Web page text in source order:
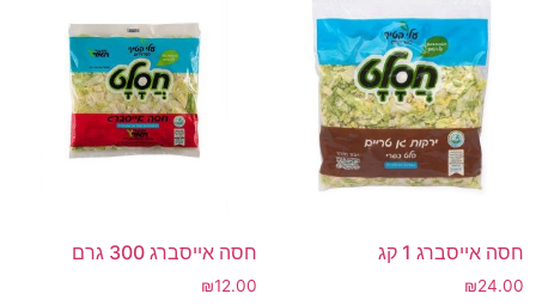
חסה אייסברג 1 קג
₪24.00
חסה אייסברג 300 גרם
₪12.00